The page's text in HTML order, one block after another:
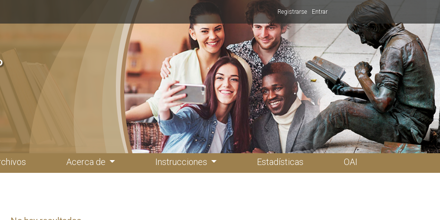
Registrarse Entrar
Acerca de Instrucciones Estadísticas OAI